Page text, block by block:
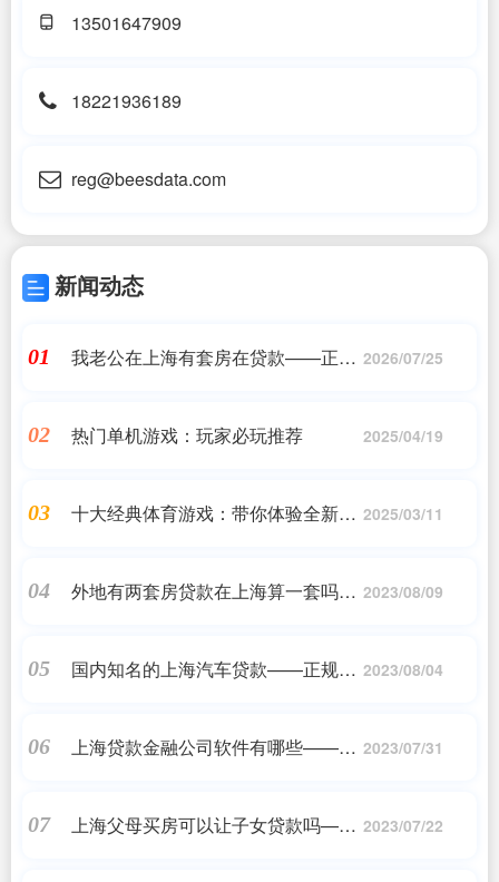
13501647909
18221936189
reg@beesdata.com
新闻动态
01
我老公在上海有套房在贷款——正规 2026/07/25
02 热门单机游戏：玩家必玩推荐 2025/04/19
03
十大经典体育游戏：带你体验全新竞 2025/03/11
04
外地有两套房贷款在上海算一套吗
2023/08/09
05
国内知名的上海汽车贷款——正规助 2023/08/04
06
上海贷款金融公司软件有哪些——正 2023/07/31
07
上海父母买房可以让子女贷款吗—— 2023/07/22